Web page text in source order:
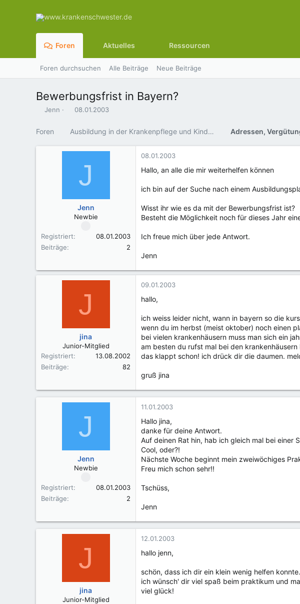
Foren Aktuelles Ressourcen
Foren durchsuchen Alle Beiträge Neue Beiträge
Bewerbungsfrist in Bayern?
E
t
e
Jenn
E
t
e
08.01.2003
Foren Ausbildung in der Krankenpflege und Kinderkrankenpflege Adressen,
J
Jenn
Newbie
Registriert
08.01.2003
Beiträge
2
08.01.2003
Hallo, an alle die mir weiterhelfen können
ich bin auf der Suche nach einem
Wisst ihr wie es da mit der Bewerbungsfrist ist?
Besteht die Möglichkeit noch für dieses Jahr
Ich freue mich über jede Antwort.
Jenn
J
jina
Junior-Mitglied
Registriert
13.08.2002
Beiträge
82
09.01.2003
hallo,
ich weiss leider nicht, wann in bayern so die
wenn du im herbst (meist oktober) noch einen
bei vielen krankenhäusern muss man sich ein
am besten du rufst mal bei den
das klappt schon! ich drück dir die daumen.
gruß jina
J
Jenn
Newbie
Registriert
08.01.2003
Beiträge
2
11.01.2003
Hallo jina,
danke für deine Antwort.
Auf deinen Rat hin, hab ich gleich mal bei einer
Cool, oder?!
Nächste Woche beginnt mein zweiwöchiges
Freu mich schon sehr!!
Tschüss,
Jenn
J
jina
Junior-Mitglied
12.01.2003
hallo jenn,
schön, dass ich dir ein klein wenig helfen konnte.
ich wünsch' dir viel spaß beim praktikum und
viel glück!